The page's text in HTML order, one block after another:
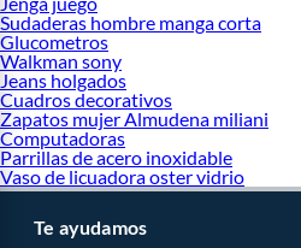
Sudaderas hombre manga corta
Glucometros
Walkman sony
Jeans holgados
Cuadros decorativos
Zapatos mujer Almudena miliani
Computadoras
Parrillas de acero inoxidable
Vaso de licuadora oster vidrio
Te ayudamos